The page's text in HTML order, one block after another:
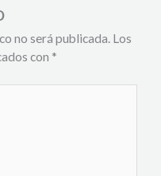
no será publicada. Los
con *